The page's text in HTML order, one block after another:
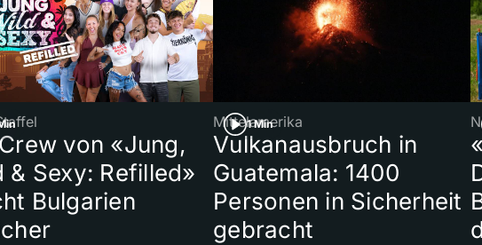
von «Jung,
& Sexy: Refilled»
Bulgarien
1 Min
Mittelamerika
Vulkanausbruch in
Guatemala: 1400
Personen in Sicherheit
gebracht